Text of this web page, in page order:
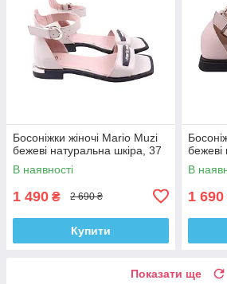
Босоніжки жіночі Mario Muzi
бежеві натуральна шкіра, 37
В наявності
1 490 ₴ 2 690 ₴
Купити
бежеві
В
1 690
Показати ще